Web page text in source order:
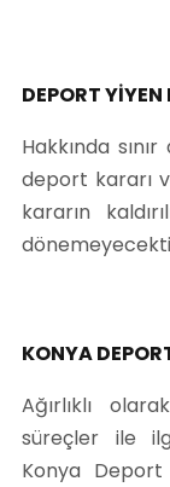
DEPORT
Hakkında
deport kararı
kararın
KONYA
Ağırlıklı
süreçler ile
Konya